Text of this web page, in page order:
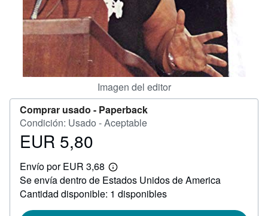
Imagen del editor
Comprar usado - Paperback
Condición: Usado - Aceptable
Precio
5,80
EUR 5,80
Envío por EUR 3,68
Más
información
sobre
las
Se envía dentro de Estados Unidos de America
Cantidad disponible: 1 disponibles